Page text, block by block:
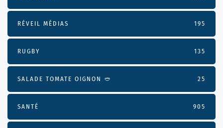
RÉVEIL MÉDIAS 195
RUGBY 135
SALADE TOMATE OIGNON 🥙 25
SANTÉ 905